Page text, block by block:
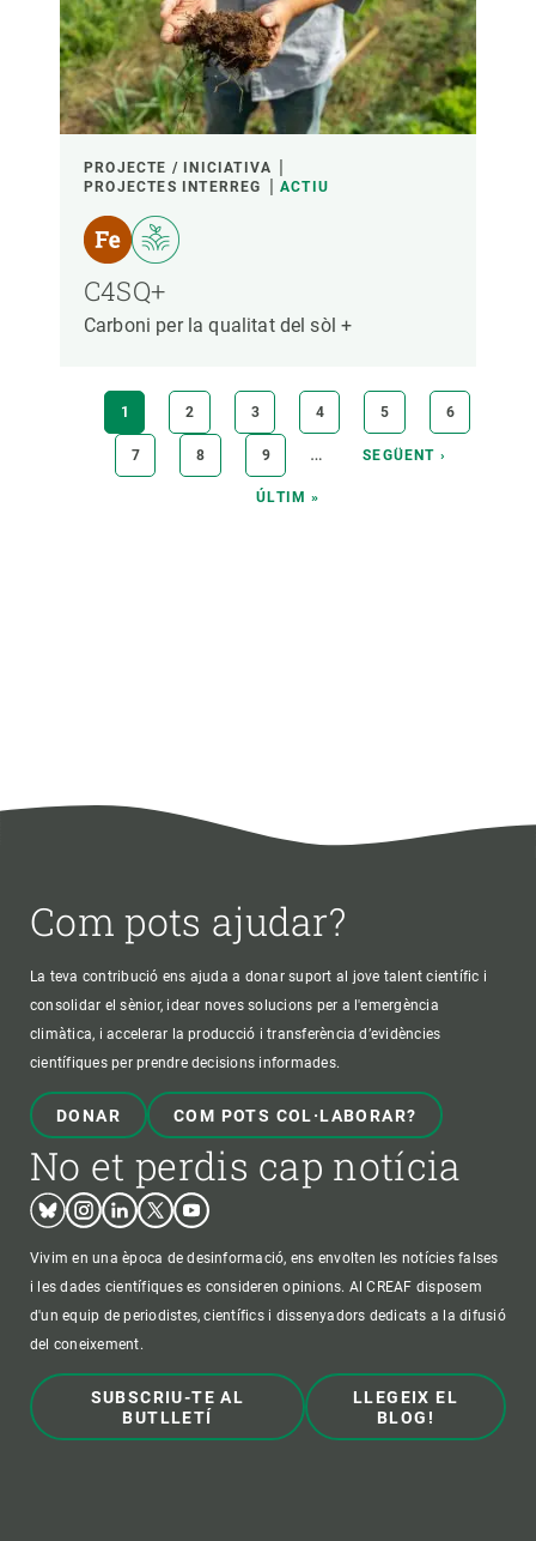
PROJECTE / INICIATIVA
PROJECTES INTERREG
ACTIU
C4SQ+
Carboni per la qualitat del sòl +
PÀGINA
ACTUAL
1 PÀGINA
2 PÀGINA
3 PÀGINA
4 PÀGINA
5 PÀGINA
6
PÀGINA
7 PÀGINA
8 PÀGINA
9 …
PÀGINA
SEGÜENT ›
ÚLTIMA
ÚLTIM »
Com pots ajudar?
La teva contribució ens ajuda a donar suport al jove talent científic i
consolidar el sènior, idear noves solucions per a l'emergència
climàtica, i accelerar la producció i transferència d’evidències
científiques per prendre decisions informades.
DONAR COM POTS COL·LABORAR?
No et perdis cap notícia
BlueskyInstagram
LinkedinTwitterYoutube
Vivim en una època de desinformació, ens envolten les notícies falses
i les dades científiques es consideren opinions. Al CREAF disposem
d'un equip de periodistes, científics i dissenyadors dedicats a la difusió
del coneixement.
SUBSCRIU-TE AL
BUTLLETÍ
LLEGEIX EL
BLOG!